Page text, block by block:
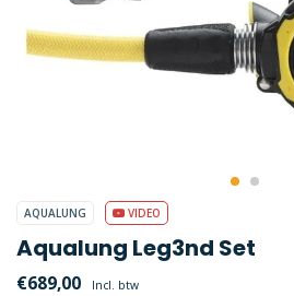
AQUALUNG VIDEO
Aqualung Leg3nd Set
€689,00 Incl. btw